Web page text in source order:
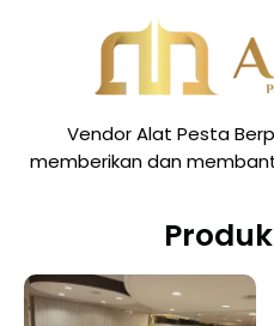
Vendor Alat Pesta
memberikan dan